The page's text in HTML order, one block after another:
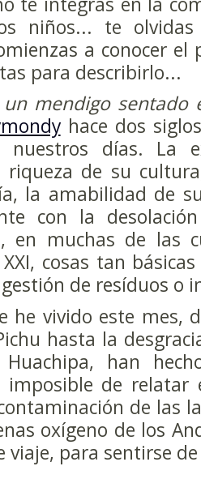
niños... te
a conocer
para describirlo...
un mendigo
hace dos
nuestros días. La
riqueza de su
la amabilidad de
con la
en muchas de las
cosas tan
de resíduos o
he vivido este mes,
hasta la
Huachipa, han
imposible de
de las
oxígeno de los
viaje, para sentirse